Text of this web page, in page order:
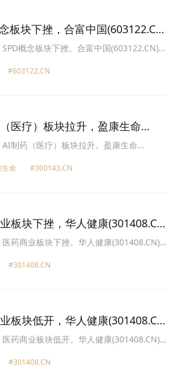
板块下挫，合富中国(603122.CN)
概念板块下挫。合富中国(603122.CN)跌
19.3元，润达医疗(603108.CN)跌3.89%报
跌3.50%报12.7元，塞力医疗
#603122.CN
医疗）板块拉升，盈康生命
制药（医疗）板块拉升。盈康生命
涨10.01%报23.18元，新里程
元，光正眼科(002524.CN)涨5.47%报
命
#300143.CN
板块下挫，华人健康(301408.CN)
药商业板块下挫。华人健康(301408.CN)跌
报37.04元，鹭燕医药(002788.CN)跌
国(603122.CN)跌9.76%报18.5元，瑞康
#301408.CN
板块低开，华人健康(301408.CN)
药商业板块低开。华人健康(301408.CN)跌
报22.25元，药易购(300937.CN)跌6.44%
#301408.CN